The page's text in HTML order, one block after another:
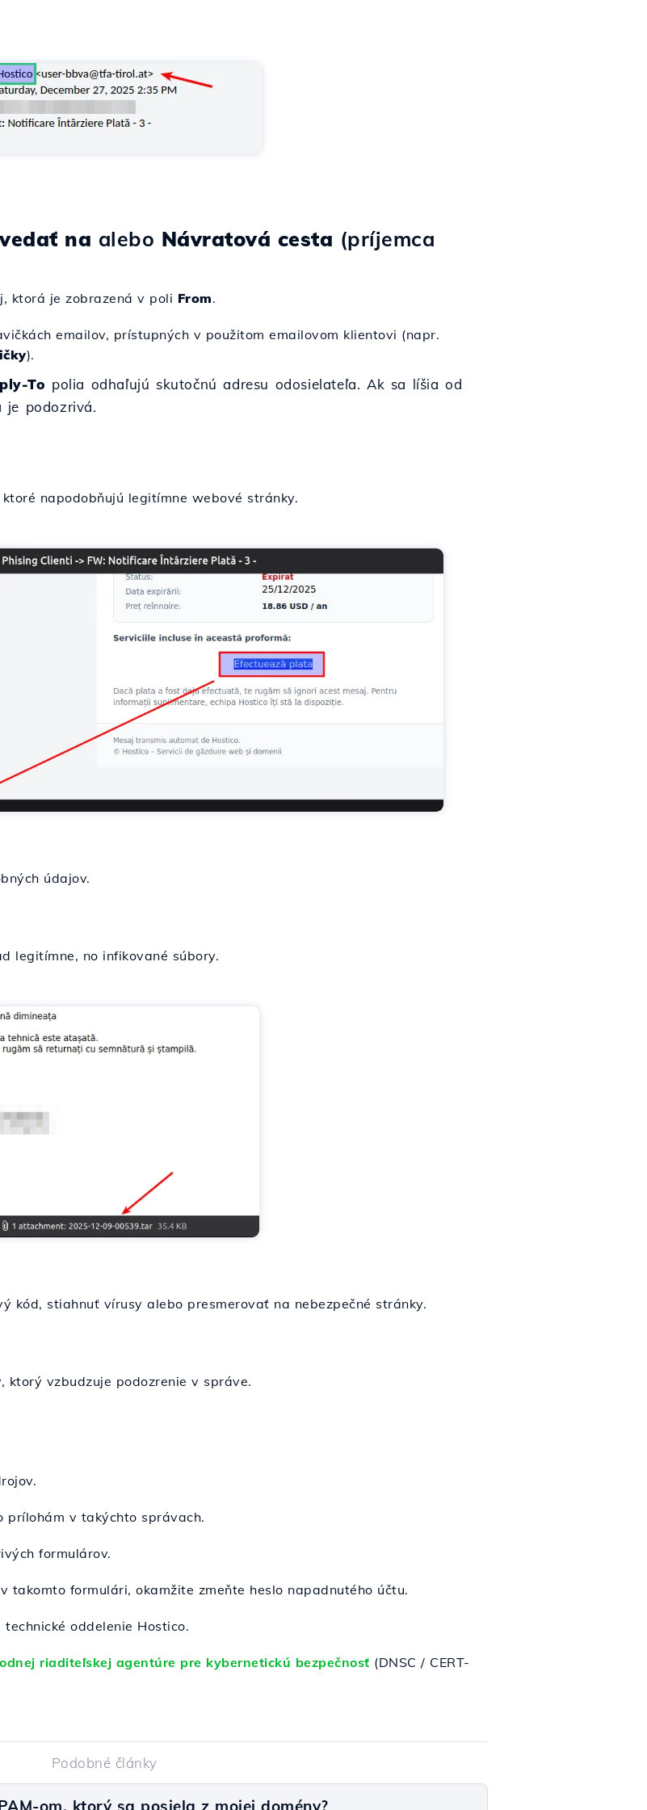
na alebo Návratová cesta (príjemca
ktorá je zobrazená v poli From.
emailov, prístupných v použitom emailovom klientovi (napr.
).
To polia odhaľujú skutočnú adresu odosielateľa. Ak sa líšia od
je podozrivá.
napodobňujú legitímne webové stránky.
údajov.
legitímne, no infikované súbory.
kód, stiahnuť vírusy alebo presmerovať na nebezpečné stránky.
vzbudzuje podozrenie v správe.
prílohám v takýchto správach.
formulárov.
takomto formulári, okamžite zmeňte heslo napadnutého účtu.
oddelenie Hostico.
riaditeľskej agentúre pre kybernetickú bezpečnosť (DNSC / CERT-
Podobné články
om, ktorý sa posiela z mojej domény?